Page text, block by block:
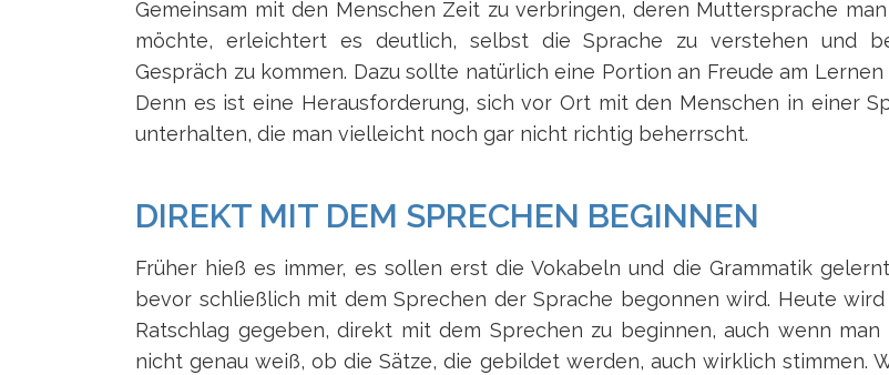
Gemeinsam mit den Menschen Zeit zu verbringen, deren Muttersprache
möchte, erleichtert es deutlich, selbst die Sprache zu verstehen und
Gespräch zu kommen. Dazu sollte natürlich eine Portion an Freude am Lernen
Denn es ist eine Herausforderung, sich vor Ort mit den Menschen in einer
unterhalten, die man vielleicht noch gar nicht richtig beherrscht.
DIREKT MIT DEM SPRECHEN BEGINNEN
Früher hieß es immer, es sollen erst die Vokabeln und die Grammatik
bevor schließlich mit dem Sprechen der Sprache begonnen wird. Heute
Ratschlag gegeben, direkt mit dem Sprechen zu beginnen, auch wenn man
nicht genau weiß, ob die Sätze, die gebildet werden, auch wirklich stimmen.